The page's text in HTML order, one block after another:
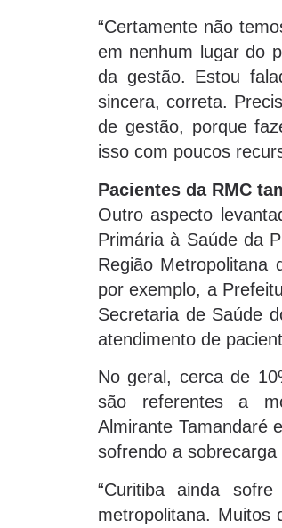
“Certamente não
em nenhum lugar do
da gestão. Estou
sincera, correta.
de gestão, porque
isso com poucos
Pacientes da RMC
Outro aspecto
Primária à Saúde da
Região Metropolitana
por exemplo, a
Secretaria de Saúde
atendimento de
No geral, cerca de
são referentes a
Almirante Tamandaré
sofrendo a sobrecarga
“Curitiba ainda
metropolitana. Muitos